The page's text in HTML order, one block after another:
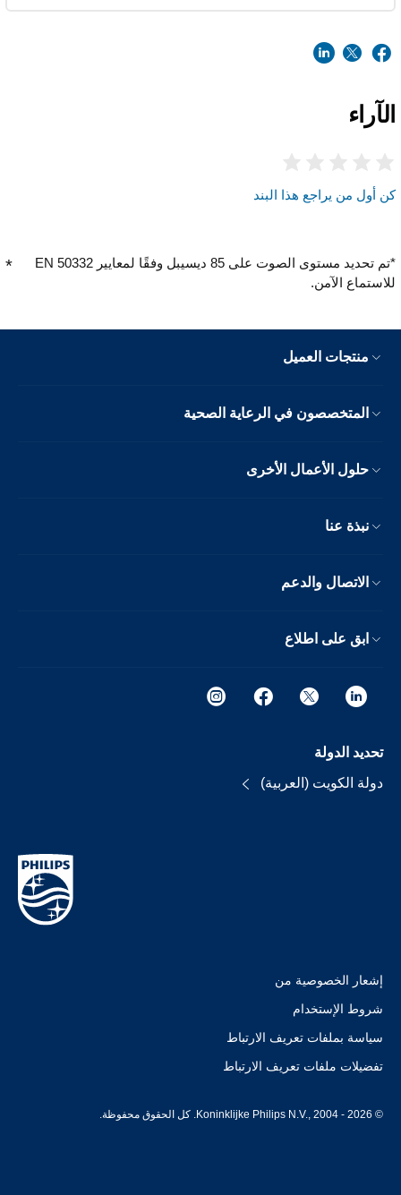
الآراء
كن أول من يراجع هذا البند
*تم تحديد مستوى الصوت على 85 ديسيبل وفقًا لمعايير EN 50332
للاستماع الآمن.
منتجات العميل
المتخصصون في الرعاية الصحية
حلول الأعمال الأخرى
نبذة عنا
الاتصال والدعم
ابق على اطلاع
تحديد الدولة
دولة الكويت (العربية)
إشعار الخصوصية من
شروط الإستخدام
سياسة بملفات تعريف الارتباط
تفضيلات ملفات تعريف الارتباط
© Koninklijke Philips N.V., 2004 - 2026. كل الحقوق محفوظة.